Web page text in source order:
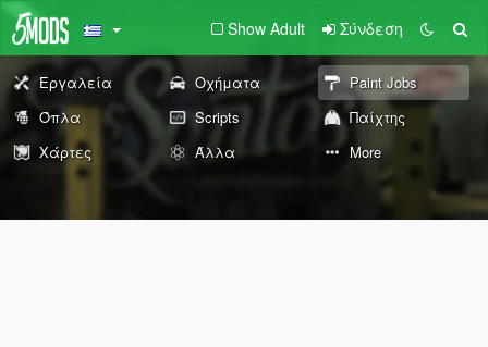
Show Adult Σύνδεση
Εργαλεία Οχήματα
Paint Jobs
Όπλα
Scripts
Παίχτης
Χάρτες
Άλλα More